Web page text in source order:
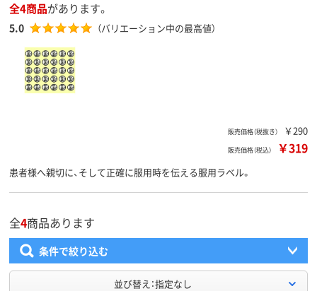
全4商品があります。
5.0 （バリエーション中の最高値）
販売価格（税抜き） ￥290
販売価格（税込） ￥319
患者様へ親切に、そして正確に服用時を伝える服用ラベル。
全4商品あります
条件で絞り込む
並び替え：指定なし